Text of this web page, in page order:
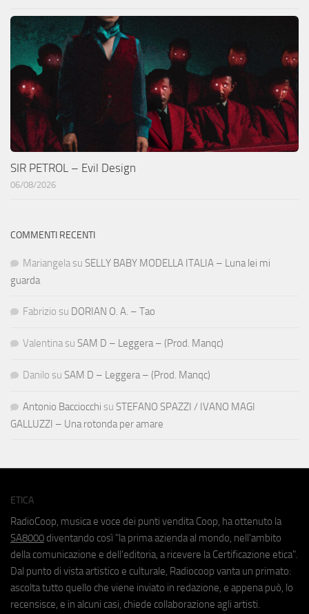
SIR PETROL – Evil Design
06/08/2026
COMMENTI RECENTI
Mariangela su SELLY BABY MODELLA ITALIA – Luna lei mi
guarda
Fabrizio su DORIAN O. A. – Tao
Valentina su SAM D – Leggera – (Prod. Manqc)
Danilo su SAM D – Leggera – (Prod. Manqc)
Antonio Bacciocchi su STEFANO SPAZZI / IVANO MAGI
GALLUZZI – Una rotonda per amare
ETICA
RadioCoop, musica e voce dei punti vendita Coop, ha ottenuto la
SA8000 diventando così "la prima azienda al mondo, nell'ambito
della comunicazione e dell'editoria, a ricevere la Certificazione etica".
Dal punto di vista artistico e culturale, Radiocoop vanta un primato:
ascolta tutto quello che viene inviato in redazione, e appena può, lo
recensisce, e in alcuni casi, chiede collaborazione agli artisti.